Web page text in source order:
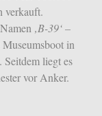
verkauft.
‚B-39‘ –
in
Seitdem liegt es
vor Anker.